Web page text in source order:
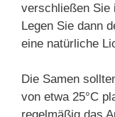
verschließen Sie
Legen Sie dann
eine natürliche
Die Samen
von etwa 25°C